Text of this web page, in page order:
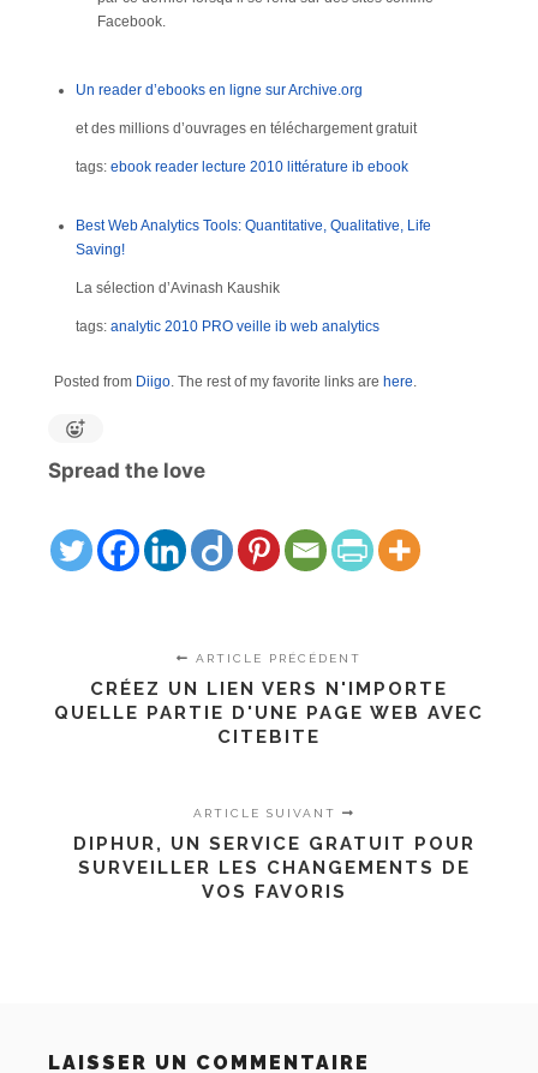
Facebook.
Un reader d’ebooks en ligne sur Archive.org
et des millions d’ouvrages en téléchargement gratuit
tags: ebook reader lecture 2010 littérature ib ebook
Best Web Analytics Tools: Quantitative, Qualitative, Life
Saving!
La sélection d’Avinash Kaushik
tags: analytic 2010 PRO veille ib web analytics
Posted from Diigo. The rest of my favorite links are here.
Spread the love
ARTICLE PRÉCÉDENT
CRÉEZ UN LIEN VERS N'IMPORTE
QUELLE PARTIE D'UNE PAGE WEB AVEC
CITEBITE
ARTICLE SUIVANT
DIPHUR, UN SERVICE GRATUIT POUR
SURVEILLER LES CHANGEMENTS DE
VOS FAVORIS
LAISSER UN COMMENTAIRE